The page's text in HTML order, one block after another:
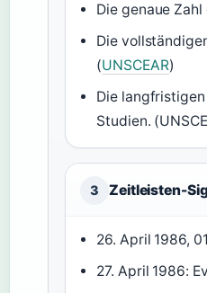
Die genaue
Die
(UNSCEAR)
Die
Studien.
3 Zeitleisten-
26. April 1986,
27. April 1986: